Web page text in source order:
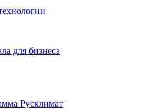
для бизнеса
Русклимат